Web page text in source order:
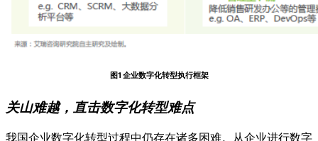
图1 企业数字化转型执行框架
关山难越，直击数字化转型难点
我国企业数字化转型过程中仍存在诸多困难。从企业进行数字